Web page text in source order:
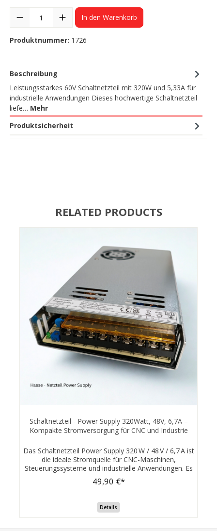
In den Warenkorb
Produktnummer: 1726
Beschreibung
Leistungsstarkes 60V Schaltnetzteil mit 320W und 5,33A für
industrielle Anwendungen Dieses hochwertige Schaltnetzteil
liefe… Mehr
Produktsicherheit
RELATED PRODUCTS
Schaltnetzteil - Power Supply 320Watt, 48V, 6,7A –
Kompakte Stromversorgung für CNC und Industrie
Das Schaltnetzteil Power Supply 320 W / 48 V / 6,7 A ist
die ideale Stromquelle für CNC-Maschinen,
Steuerungssysteme und industrielle Anwendungen. Es
überzeugt durch hohe Zuverlässigkeit, kompakte
Bauform und vielseitige Einsatzmöglichkeiten –
begrenztem Platzangebot benötigt wird. ⚙️ Technische
Daten: Ausgangsspannung: 48 VDC - 6.7A
Ausgangsstrom: 6,7 A Ausgangsleistung: 320 W
49,90 €*
Details